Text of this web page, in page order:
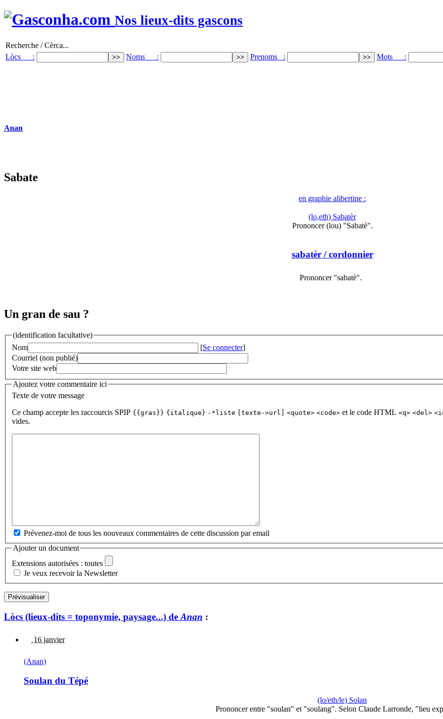
Nos lieux-dits gascons
Recherche / Cèrca...
Lòcs :
Noms : Prenoms : Mots :
Anan
Sabate
en graphie alibertine :
(lo,eth) Sabatèr
Prononcer (lou) "Sabatè".
sabatèr/ cordonnier
Prononcer "sabatè".
Un gran de sau ?
(identification facultative)
Nom
[Se connecter]
Courriel (non publié)
Votre site web
Ajoutez votre commentaire ici
Texte de votre message
Ce champ accepte les raccourcis SPIP {{gras}} {italique} -*liste [texte->url] <quote> <code> et le code HTML <q> <del>
vides.
Prévenez-moi de tous les nouveaux commentaires de cette discussion par email
Ajouter un document
Extensions autorisées : toutes
Je veux recevoir la Newsletter
Lòcs (lieux-dits = toponymie, paysage...) de Anan :
16 janvier
(Anan)
Soulan du Tépé
(lo/eth/le) Solan
Prononcer entre "soulan" et "soulang". Selon Claude Larronde, "lieu